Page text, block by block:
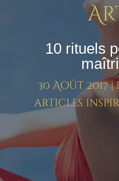
10 rituels
30 Août 2017|
articles